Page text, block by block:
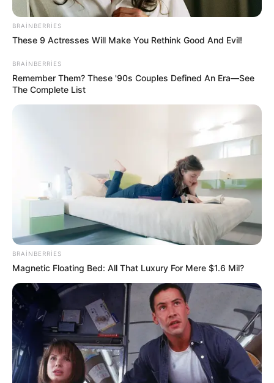
verir, qanadını qırmır. Sizə qanad olan, xoşbəxt edən
insanı sevin, gələcəkdə qatilinizə çevriləcək "Halis" ləri
deyil.
Qaydalar TƏSDİQLƏNDİ:1 sentyabr 2026-cı il
tarixindən qüvvəyə minəcək
"Qaçqınkom" aylıq müavinətlə bağlı
RƏSMİ
AÇIQLAMA YAYDI
Yeni təyin olunan müavin KİMDİR? — FOTO
BRAINBERRIES
These 9 Actresses Will Make You Rethink Good And Evil!
BRAINBERRIES
Remember Them? These '90s Couples Defined An Era—See
The Complete List
BRAINBERRIES
Magnetic Floating Bed: All That Luxury For Mere $1.6 Mil?